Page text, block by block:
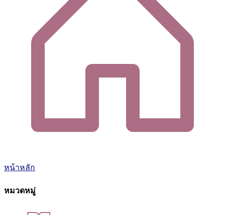
หน้าหลัก
หมวดหมู่